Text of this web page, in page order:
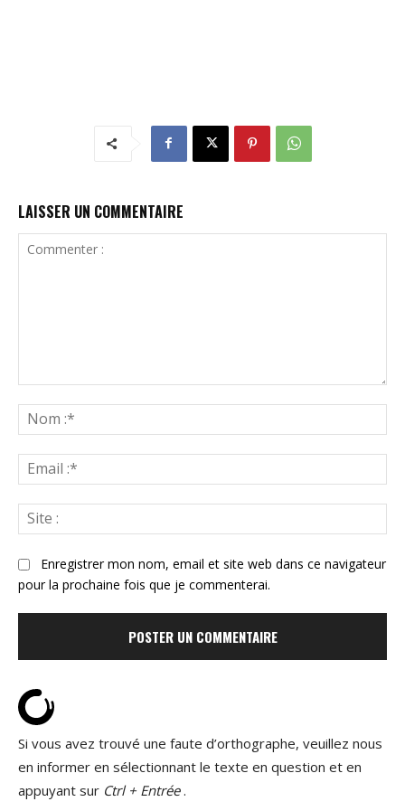
LAISSER UN COMMENTAIRE
:*
:*
:
Enregistrer mon nom, email et site web dans ce navigateur
pour la prochaine fois que je commenterai.
Si vous avez trouvé une faute d’orthographe, veuillez nous
en informer en sélectionnant le texte en question et en
appuyant sur Ctrl + Entrée.